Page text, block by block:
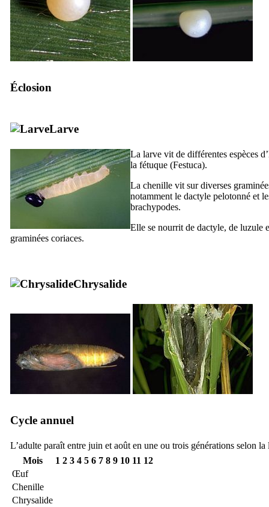
Éclosion
Larve
La larve vit de différentes espèces
la fétuque (Festuca).
La chenille vit sur diverses
notamment le dactyle pelotonné et
brachypodes.
Elle se nourrit de dactyle, de luzule
graminées coriaces.
Chrysalide
Cycle annuel
L’adulte paraît entre juin et août en une ou trois générations selon la
Mois
1 2 3 4 5 6 7 8 9 10 11 12
Œuf
Chenille
Chrysalide